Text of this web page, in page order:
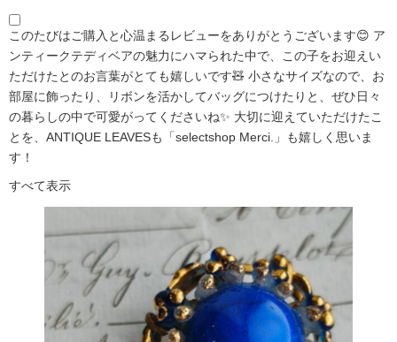
このたびはご購入と心温まるレビューをありがとうございます😊 ア
ンティークテディベアの魅力にハマられた中で、この子をお迎えい
ただけたとのお言葉がとても嬉しいです🧸 小さなサイズなので、お
部屋に飾ったり、リボンを活かしてバッグにつけたりと、ぜひ日々
の暮らしの中で可愛がってくださいね✨ 大切に迎えていただけたこ
とを、ANTIQUE LEAVESも「selectshop Merci.」も嬉しく思いま
す！
すべて表示